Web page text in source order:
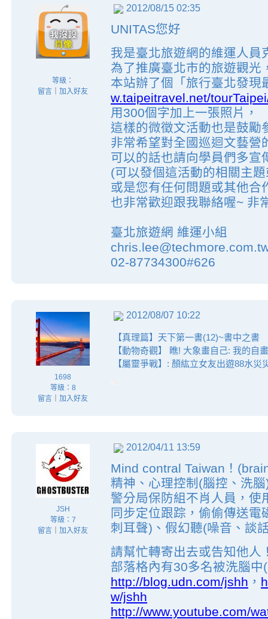
等級：
留言
加入好友
2012/08/15 02:35
UNITAS您好
我是臺北旅遊網的維運人員
為了推廣臺北市的旅遊觀光
本站辦了個「旅行臺北發
w.taipeitravel.net/
用300個字加上一張照片，
這樣的微徵文活動也是鼓勵
非常希望對全國巡迴文藝營
可以的話也請向學員們多宣
(可以發個這活動的相關主
或是您有任何問題或其他合
也非常歡迎跟我聯絡喔~ 非
臺北旅遊網 維運小組
02-87734300#626
1698
等級：8
留言
加入好友
2012/08/07 10:22
【真理篇】天下第一書(12)~書中之書
【動物奇觀】 瞧! 大象畫自己: 我的自
【屬靈爭戰】: 顏紘立女友出遊88水災
JSH
等級：7
留言
加入好友
2012/04/11 13:59
Mind contral Taiwan！
精神、心理控制(腦控、洗
警分局保防組不肖人員，使
同步定位跟踪，偷偷傳送
刺耳聲)、假幻聽(噪音、談
請幫忙轉寄出去或告知他人
部落格內有30多名被洗腦中
http://blog.udn.com/jshh ，
w/jshh
http://www.youtube.com/